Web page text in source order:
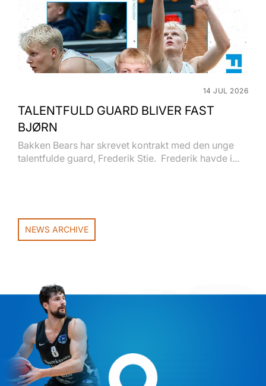
14 JUL 2026
TALENTFULD GUARD BLIVER FAST
BJØRN
Bakken Bears har skrevet kontrakt med den unge
talentfulde guard, Frederik Stie. Frederik havde i...
NEWS ARCHIVE